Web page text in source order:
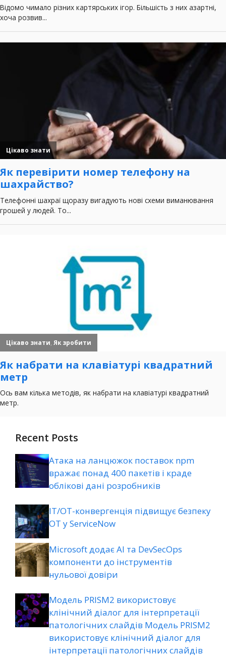
Recent Posts
Атака на ланцюжок поставок npm
вражає понад 400 пакетів і краде
облікові дані розробників
ІТ/ОТ-конвергенція підвищує безпеку
ОТ у ServiceNow
Microsoft додає AI та DevSecOps
компоненти до інструментів
нульової довіри
Модель PRISM2 використовує
клінічний діалог для інтерпретації
патологічних слайдів Модель PRISM2
використовує клінічний діалог для
інтерпретації патологічних слайдів